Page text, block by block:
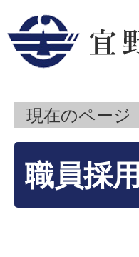
現在のページ
職員採